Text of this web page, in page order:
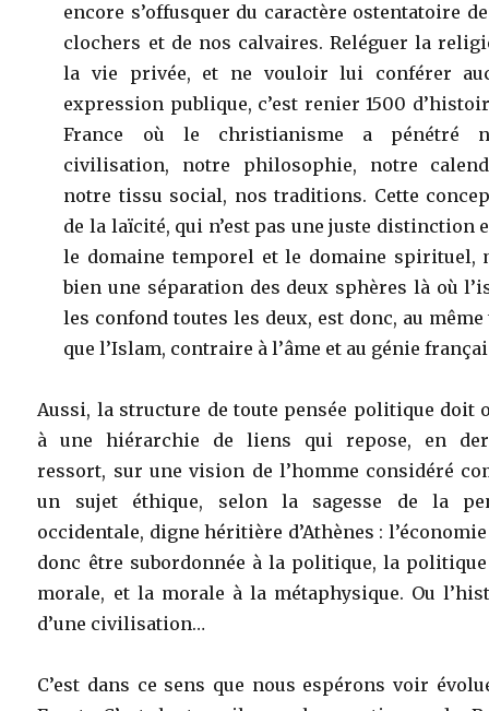
encore s’offusquer du caractère ostentatoire
clochers et de nos calvaires. Reléguer la
la vie privée, et ne vouloir lui conférer
expression publique, c’est renier 1500
France où le christianisme a pénétré
civilisation, notre philosophie, notre
notre tissu social, nos traditions. Cette
de la laïcité, qui n’est pas une juste distinction
le domaine temporel et le domaine spirituel,
bien une séparation des deux sphères là où
les confond toutes les deux, est donc, au
que l’Islam, contraire à l’âme et au génie
Aussi, la structure de toute pensée politique doit
à une hiérarchie de liens qui repose, en
ressort, sur une vision de l’homme considéré
un sujet éthique, selon la sagesse de la
occidentale, digne héritière d’Athènes :
donc être subordonnée à la politique, la
morale, et la morale à la métaphysique. Ou
d’une civilisation…
C’est dans ce sens que nous espérons voir